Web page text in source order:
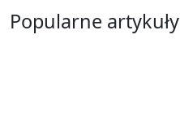
Popularne artykuły